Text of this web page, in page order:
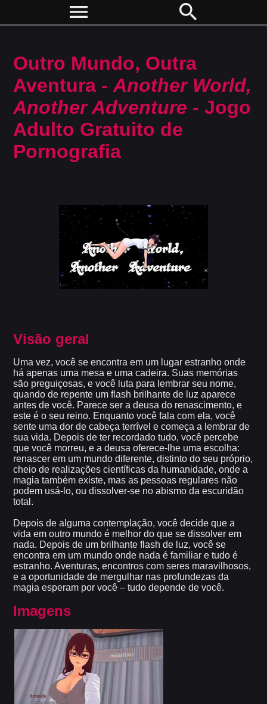
menu search
Outro Mundo, Outra
Aventura -Another World,
Another Adventure - Jogo
Adulto Gratuito de
Pornografia
Visão geral
Uma vez, você se encontra em um lugar estranho onde
há apenas uma mesa e uma cadeira. Suas memórias
são preguiçosas, e você luta para lembrar seu nome,
quando de repente um flash brilhante de luz aparece
antes de você. Parece ser a deusa do renascimento, e
este é o seu reino. Enquanto você fala com ela, você
sente uma dor de cabeça terrível e começa a lembrar de
sua vida. Depois de ter recordado tudo, você percebe
que você morreu, e a deusa oferece-lhe uma escolha:
renascer em um mundo diferente, distinto do seu próprio,
cheio de realizações científicas da humanidade, onde a
magia também existe, mas as pessoas regulares não
podem usá-lo, ou dissolver-se no abismo da escuridão
total.
Depois de alguma contemplação, você decide que a
vida em outro mundo é melhor do que se dissolver em
nada. Depois de um brilhante flash de luz, você se
encontra em um mundo onde nada é familiar e tudo é
estranho. Aventuras, encontros com seres maravilhosos,
e a oportunidade de mergulhar nas profundezas da
magia esperam por você – tudo depende de você.
Imagens